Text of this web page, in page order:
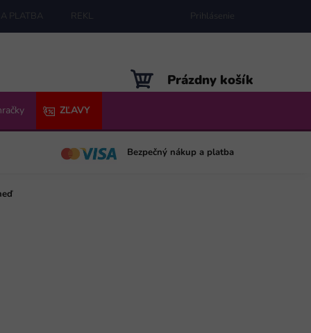
PLATBA REKLAMÁCIE MAPA SERVERU
Prihlásenie
NÁKUPNÝ
KOŠÍK
Prázdny košík
ZĽAVY
Bezpečný nákup a platba